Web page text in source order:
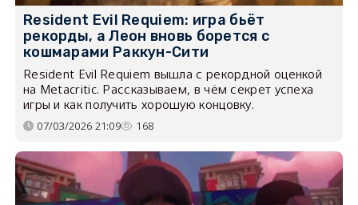
Resident Evil Requiem: игра бьёт
рекорды, а Леон вновь борется с
кошмарами Раккун-Сити
Resident Evil Requiem вышла с рекордной оценкой
на Metacritic. Рассказываем, в чём секрет успеха
игры и как получить хорошую концовку.
07/03/2026 21:09 168